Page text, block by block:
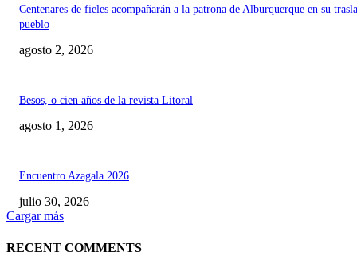
Centenares de fieles acompañarán a la patrona de Alburquerque en su
pueblo
agosto 2, 2026
Besos, o cien años de la revista Litoral
agosto 1, 2026
Encuentro Azagala 2026
julio 30, 2026
Cargar más
RECENT COMMENTS